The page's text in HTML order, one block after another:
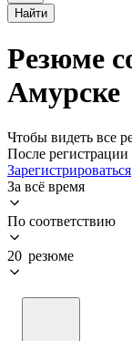
Найти
Резюме
Амурске
Чтобы видеть все
После
Зарегистрироваться
За всё время
По соответствию
20 резюме